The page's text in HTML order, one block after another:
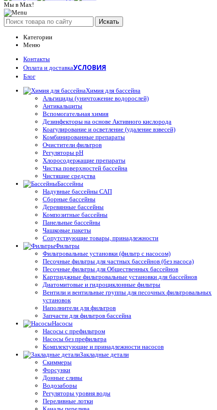
Мы в Max!
Искать
Категории
Меню
Контакты
Оплата и доставкаУСЛОВИЯ
Блог
Химия для бассейна
Альгициды (уничтожение водорослей)
Антикальциты
Вспомогательная химия
Дезинфекторы на основе Активного кислорода
Коагулирование и осветление (удаление взвесей)
Комбинированные препараты
Очистители фильтров
Регуляторы pH
Хлоросодержащие препараты
Чистка поверхностей бассейна
Чистящие средства
Бассейны
Надувные бассейны САП
Сборные бассейны
Деревянные бассейны
Композитные бассейны
Панельные бассейны
Чашковые пакеты
Сопутствующие товары, принадлежности
Фильтры
Фильтровальные установки (фильтр с насосом)
Песочные фильтры для частных бассейнов (без насоса)
Песочные фильтры для Общественных бассейнов
Картриджные фильтровальные установки для бассейнов
Диатомитовые и гидроциклонные фильтры
Вентили и вентильные группы для песочных фильтровальных
установок
Наполнители для фильтров
Запчасти для фильтров бассейна
Насосы
Насосы с префильтром
Насосы без префильтра
Комплектующие и принадлежности насосов
Закладные детали
Скиммеры
Форсунки
Донные сливы
Водозаборы
Регуляторы уровня воды
Переливные лотки